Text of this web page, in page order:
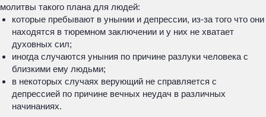
молитвы такого плана для людей:
которые пребывают в унынии и депрессии, из-за того что они
находятся в тюремном заключении и у них не хватает
духовных сил;
иногда случаются уныния по причине разлуки человека с
близкими ему людьми;
в некоторых случаях верующий не справляется с
депрессией по причине вечных неудач в различных
начинаниях.